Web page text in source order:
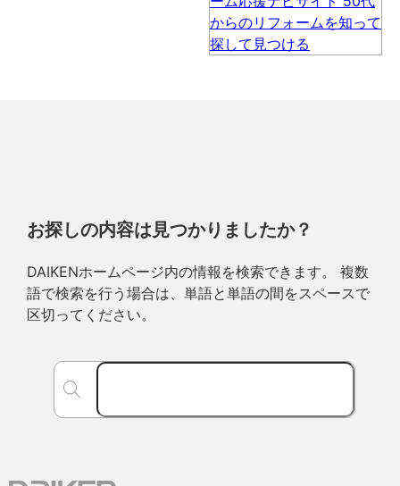
お探しの内容は見つかりましたか？
DAIKENホームページ内の情報を検索できます。 複数
語で検索を行う場合は、単語と単語の間をスペースで
区切ってください。